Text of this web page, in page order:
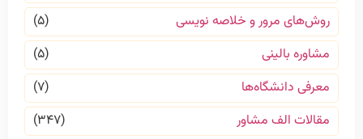
روش‌های مرور و خلاصه نویسی
(۵)
مشاوره بالینی
(۵)
معرفی دانشگاه‌ها
(۷)
مقالات الف مشاور
(۳۴۷)